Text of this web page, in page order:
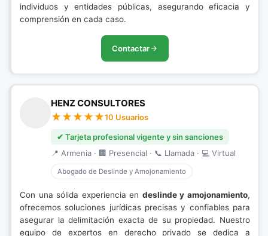
individuos y entidades públicas, asegurando eficacia y
comprensión en cada caso.
Contactar
HENZ CONSULTORES
10 Usuarios
✔ Tarjeta profesional vigente y sin sanciones
📍 Armenia · 🏢 Presencial · 📞 Llamada · 💻 Virtual
Abogado de Deslinde y Amojonamiento
Con una sólida experiencia en deslinde y amojonamiento,
ofrecemos soluciones jurídicas precisas y confiables para
asegurar la delimitación exacta de su propiedad. Nuestro
equipo de expertos en derecho privado se dedica a